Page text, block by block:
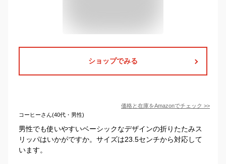
ショップでみる
価格と在庫をAmazonでチェック >>
コーヒーさん(40代・男性)
男性でも使いやすいベーシックなデザインの折りたたみス
リッパはいかがですか。サイズは23.5センチから対応して
います。